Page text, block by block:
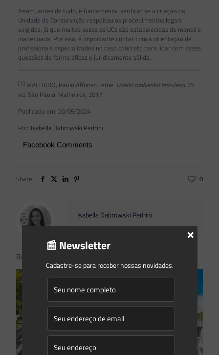
Assim, antes de tudo, é fundamental verificar se a criação da
Unidade de Conservação respeitou os procedimentos legais
exigidos, já que muitas vezes as UCs são estabelecidas de maneira
inadequada. Por isso, é importante contar com a orientação de
profissionais especializados no caso concreto para lidar com essas
questões de forma eficaz e juridicamente sólida.
[1] MACHADO, Paulo Affonso Leme. Direito ambiental brasileiro. 25
ed. São Paulo: Malheiros, 2017.
Publicado em: 20/05/2024
Por: Isabella Dabrowski Pedrini
Facebook Comments
Share 0
Isabella Dabrowski Pedrini
Related posts
📰 Newsletter
Cadastre-se para receber nossas novidades.
×